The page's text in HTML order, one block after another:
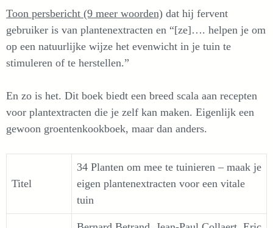
Toon persbericht (9 meer woorden) dat hij fervent
gebruiker is van plantenextracten en “[ze]…. helpen je om
op een natuurlijke wijze het evenwicht in je tuin te
stimuleren of te herstellen.”
En zo is het. Dit boek biedt een breed scala aan recepten
voor plantextracten die je zelf kan maken. Eigenlijk een
gewoon groentenkookboek, maar dan anders.
Titel
34 Planten om mee te tuinieren – maak je
eigen plantenextracten voor een vitale
tuin